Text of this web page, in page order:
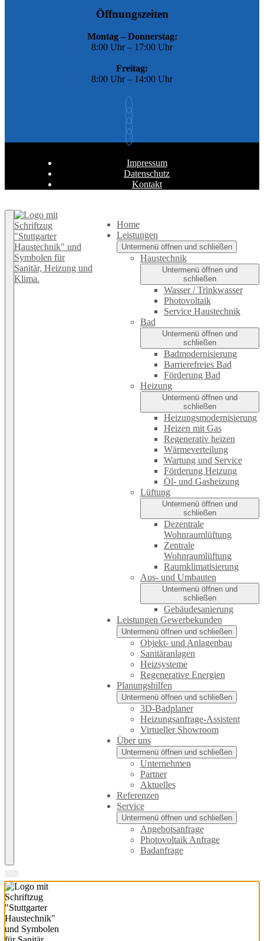
Öffnungszeiten
Montag – Donnerstag:
8:00 Uhr – 17:00 Uhr
Freitag:
8:00 Uhr – 14:00 Uhr
Impressum
Datenschutz
Kontakt
Home
Leistungen
Untermenü öffnen und schließen
Haustechnik
Untermenü öffnen und
schließen
Wasser / Trinkwasser
Photovoltaik
Service Haustechnik
Bad
Untermenü öffnen und
schließen
Badmodernisierung
Barrierefreies Bad
Förderung Bad
Heizung
Untermenü öffnen und
schließen
Heizungsmodernisierung
Heizen mit Gas
Regenerativ heizen
Wärmeverteilung
Wartung und Service
Förderung Heizung
Öl- und Gasheizung
Lüftung
Untermenü öffnen und
schließen
Dezentrale
Wohnraumlüftung
Zentrale
Wohnraumlüftung
Raumklimatisierung
Aus- und Umbauten
Untermenü öffnen und
schließen
Gebäudesanierung
Leistungen Gewerbekunden
Untermenü öffnen und schließen
Objekt- und Anlagenbau
Sanitäranlagen
Heizsysteme
Regenerative Energien
Planungshilfen
Untermenü öffnen und schließen
3D-Badplaner
Heizungsanfrage-Assistent
Virtueller Showroom
Über uns
Untermenü öffnen und schließen
Unternehmen
Partner
Aktuelles
Referenzen
Service
Untermenü öffnen und schließen
Angebotsanfrage
Photovoltaik Anfrage
Badanfrage